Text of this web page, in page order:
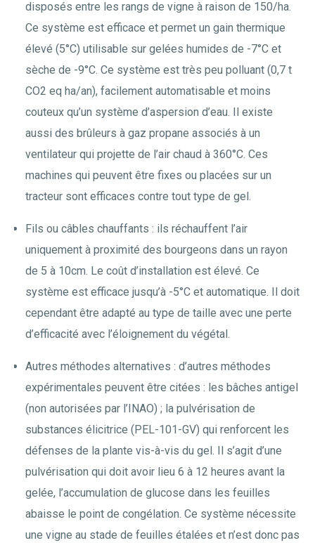
disposés entre les rangs de vigne à raison de 150/ha.
Ce système est efficace et permet un gain thermique
élevé (5°C) utilisable sur gelées humides de -7°C et
sèche de -9°C. Ce système est très peu polluant (0,7 t
CO2 eq ha/an), facilement automatisable et moins
couteux qu’un système d’aspersion d’eau. Il existe
aussi des brûleurs à gaz propane associés à un
ventilateur qui projette de l’air chaud à 360°C. Ces
machines qui peuvent être fixes ou placées sur un
tracteur sont efficaces contre tout type de gel.
Fils ou câbles chauffants : ils réchauffent l’air
uniquement à proximité des bourgeons dans un rayon
de 5 à 10cm. Le coût d’installation est élevé. Ce
système est efficace jusqu’à -5°C et automatique. Il doit
cependant être adapté au type de taille avec une perte
d’efficacité avec l’éloignement du végétal.
Autres méthodes alternatives : d’autres méthodes
expérimentales peuvent être citées : les bâches antigel
(non autorisées par l’INAO) ; la pulvérisation de
substances élicitrice (PEL-101-GV) qui renforcent les
défenses de la plante vis-à-vis du gel. Il s’agit d’une
pulvérisation qui doit avoir lieu 6 à 12 heures avant la
gelée, l’accumulation de glucose dans les feuilles
abaisse le point de congélation. Ce système nécessite
une vigne au stade de feuilles étalées et n’est donc pas